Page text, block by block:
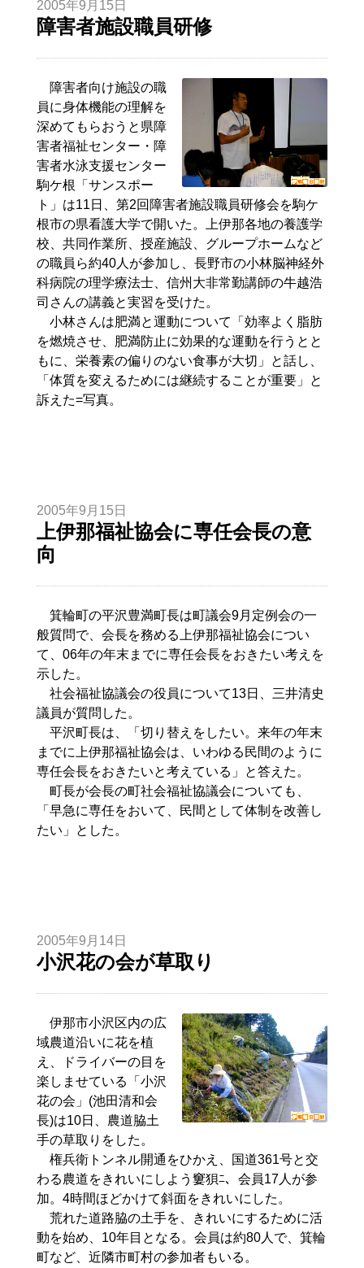
2005年9月15日
障害者施設職員研修
障害者向け施設の職
員に身体機能の理解を
深めてもらおうと県障
害者福祉センター・障
害者水泳支援センター
駒ケ根「サンスポー
ト」は11日、第2回障害者施設職員研修会を駒ケ
根市の県看護大学で開いた。上伊那各地の養護学
校、共同作業所、授産施設、グループホームなど
の職員ら約40人が参加し、長野市の小林脳神経外
科病院の理学療法士、信州大非常勤講師の牛越浩
司さんの講義と実習を受けた。
小林さんは肥満と運動について「効率よく脂肪
を燃焼させ、肥満防止に効果的な運動を行うとと
もに、栄養素の偏りのない食事が大切」と話し、
「体質を変えるためには継続することが重要」と
訴えた=写真。
2005年9月15日
上伊那福祉協会に専任会長の意
向
箕輪町の平沢豊満町長は町議会9月定例会の一
般質問で、会長を務める上伊那福祉協会につい
て、06年の年末までに専任会長をおきたい考えを
示した。
社会福祉協議会の役員について13日、三井清史
議員が質問した。
平沢町長は、「切り替えをしたい。来年の年末
までに上伊那福祉協会は、いわゆる民間のように
専任会長をおきたいと考えている」と答えた。
町長が会長の町社会福祉協議会についても、
「早急に専任をおいて、民間として体制を改善し
たい」とした。
2005年9月14日
小沢花の会が草取り
伊那市小沢区内の広
域農道沿いに花を植
え、ドライバーの目を
楽しませている「小沢
花の会」(池田清和会
長)は10日、農道脇土
手の草取りをした。
権兵衛トンネル開通をひかえ、国道361号と交
わる農道をきれいにしよう窶狽ﾆ、会員17人が参
加。4時間ほどかけて斜面をきれいにした。
荒れた道路脇の土手を、きれいにするために活
動を始め、10年目となる。会員は約80人で、箕輪
町など、近隣市町村の参加者もいる。